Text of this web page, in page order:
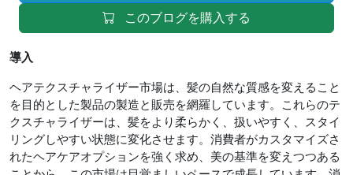
このブログを購入する
導入
ヘアテクスチャライザー市場は、髪の自然な質感を変えること
を目的とした製品の製造と販売を網羅しています。これらのテ
クスチャライザーは、髪をより柔らかく、扱いやすく、スタイ
リングしやすい状態に変化させます。消費者がカスタマイズさ
れたヘアケアオプションを強く求め、美の基準を変えつつある